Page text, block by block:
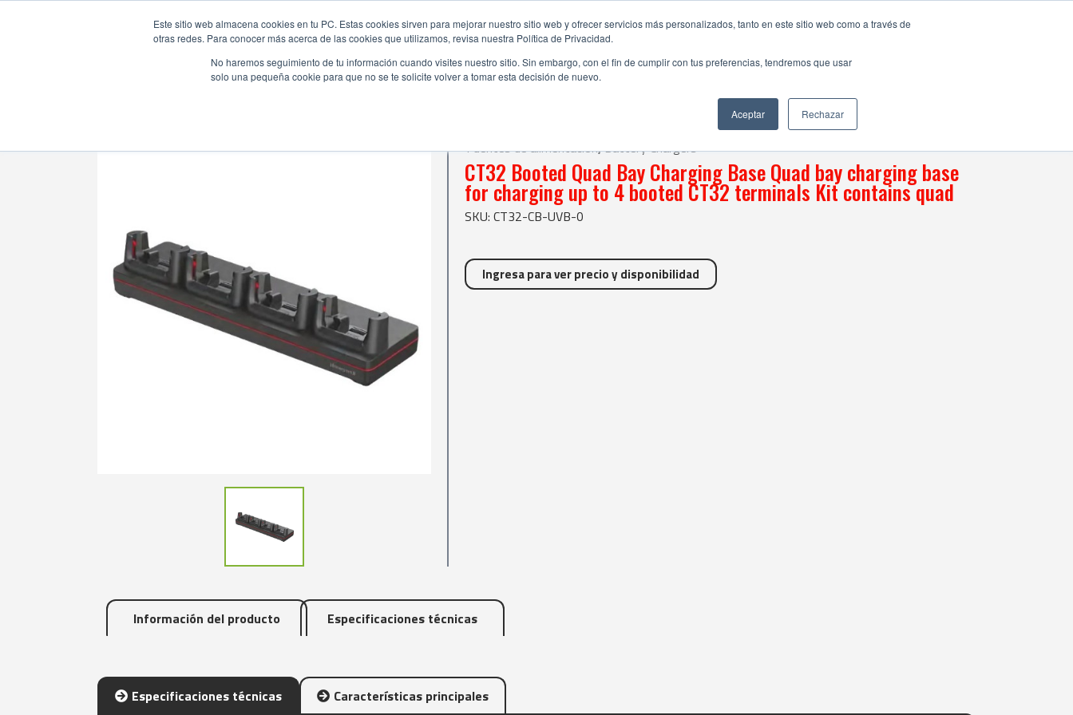
Este sitio web almacena cookies en tu PC. Estas cookies sirven para mejorar nuestro sitio web y ofrecer servicios más personalizados, tanto en este sitio web como a través de
otras redes. Para conocer más acerca de las cookies que utilizamos, revisa nuestra Política de Privacidad.
No haremos seguimiento de tu información cuando visites nuestro sitio. Sin embargo, con el fin de cumplir con tus preferencias, tendremos que usar
solo una pequeña cookie para que no se te solicite volver a tomar esta decisión de nuevo.
Aceptar Rechazar
| CT32 Booted Quad Bay Charging Base Quad bay charging base for charging up to 4 booted CT32 terminals Kit contains quad
Fuentes de alimentación,Battery Chargers
CT32 Booted Quad Bay Charging Base Quad bay charging base
for charging up to 4 booted CT32 terminals Kit contains quad
SKU: CT32-CB-UVB-0
Ingresa para ver precio y disponibilidad
Información del producto Especificaciones técnicas
Especificaciones técnicas Características principales